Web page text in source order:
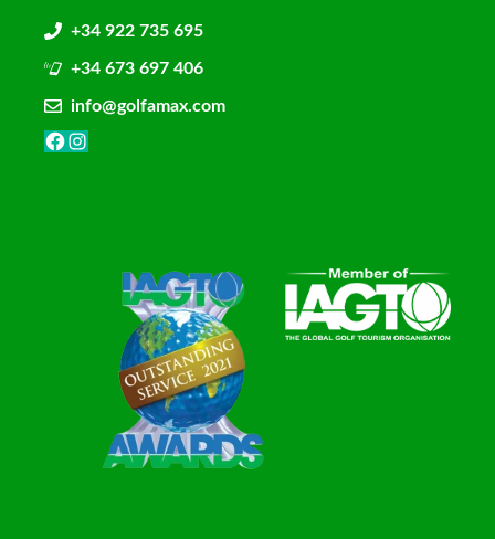
+34 922 735 695
+34 673 697 406
info@golfamax.com
Facebook
Instagram